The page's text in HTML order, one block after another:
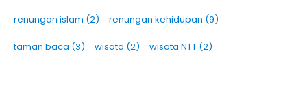
renungan islam (2) renungan kehidupan (9)
taman baca (3) wisata (2) wisata NTT (2)